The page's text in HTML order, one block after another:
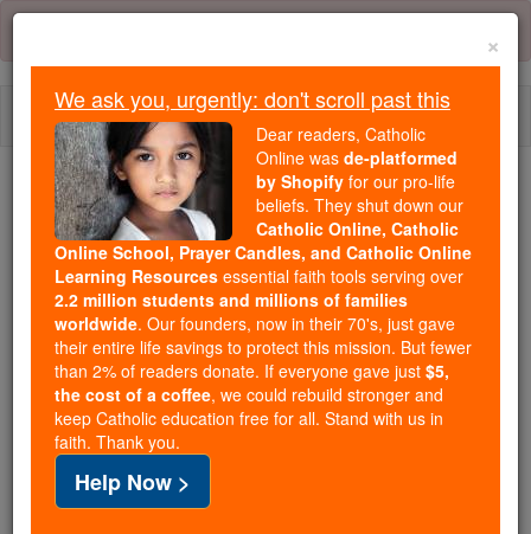
Skip
content
Trending:
Daily Reading for Thursday, October ...
Today's Reading The Mysteries of the Rosary
Lucas - Capítulo 7
Lucas ⌄ Chapter 7 ⌄
Quando ele tinha chegado ao fim de tudo o que
×
We ask you, urgently: don't scroll past this
Dear readers, Catholic
Online was de-platformed
by Shopify for our pro-life
beliefs. They shut down our
Catholic Online, Catholic
Online School, Prayer Candles, and Catholic Online
Learning Resources essential faith tools serving over
2.2 million students and millions of families
worldwide. Our founders, now in their 70's, just gave
their entire life savings to protect this mission. But fewer
than 2% of readers donate. If everyone gave just $5,
the cost of a coffee, we could rebuild stronger and
keep Catholic education free for all. Stand with us in
faith. Thank you.
Help Now >